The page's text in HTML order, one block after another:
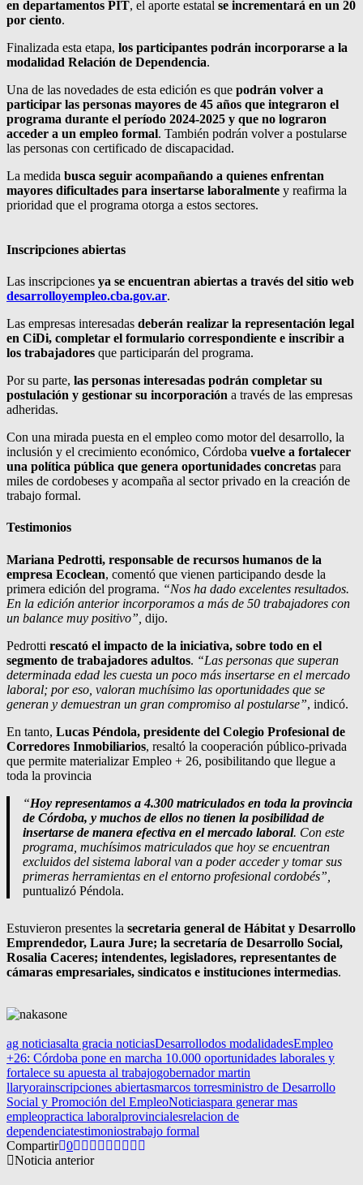
en departamentos PIT, el aporte estatal se incrementará en un 20
por ciento.
Finalizada esta etapa, los participantes podrán incorporarse a la
modalidad Relación de Dependencia.
Una de las novedades de esta edición es que podrán volver a
participar las personas mayores de 45 años que integraron el
programa durante el período 2024-2025 y que no lograron
acceder a un empleo formal. También podrán volver a postularse
las personas con certificado de discapacidad.
La medida busca seguir acompañando a quienes enfrentan
mayores dificultades para insertarse laboralmente y reafirma la
prioridad que el programa otorga a estos sectores.
Inscripciones abiertas
Las inscripciones ya se encuentran abiertas a través del sitio web
desarrolloyempleo.cba.gov.ar.
Las empresas interesadas deberán realizar la representación legal
en CiDi, completar el formulario correspondiente e inscribir a
los trabajadores que participarán del programa.
Por su parte, las personas interesadas podrán completar su
postulación y gestionar su incorporación a través de las empresas
adheridas.
Con una mirada puesta en el empleo como motor del desarrollo, la
inclusión y el crecimiento económico, Córdoba vuelve a fortalecer
una política pública que genera oportunidades concretas para
miles de cordobeses y acompaña al sector privado en la creación de
trabajo formal.
Testimonios
Mariana Pedrotti, responsable de recursos humanos de la
empresa Ecoclean, comentó que vienen participando desde la
primera edición del programa. “Nos ha dado excelentes resultados.
En la edición anterior incorporamos a más de 50 trabajadores con
un balance muy positivo”, dijo.
Pedrotti rescató el impacto de la iniciativa, sobre todo en el
segmento de trabajadores adultos. “Las personas que superan
determinada edad les cuesta un poco más insertarse en el mercado
laboral; por eso, valoran muchísimo las oportunidades que se
generan y demuestran un gran compromiso al postularse”, indicó.
En tanto, Lucas Péndola, presidente del Colegio Profesional de
Corredores Inmobiliarios, resaltó la cooperación público-privada
que permite materializar Empleo + 26, posibilitando que llegue a
toda la provincia
“Hoy representamos a 4.300 matriculados en toda la provincia
de Córdoba, y muchos de ellos no tienen la posibilidad de
insertarse de manera efectiva en el mercado laboral. Con este
programa, muchísimos matriculados que hoy se encuentran
excluidos del sistema laboral van a poder acceder y tomar sus
primeras herramientas en el entorno profesional cordobés”,
puntualizó Péndola.
Estuvieron presentes la secretaria general de Hábitat y Desarrollo
Emprendedor, Laura Jure; la secretaría de Desarrollo Social,
Rosalia Caceres; intendentes, legisladores, representantes de
cámaras empresariales, sindicatos e instituciones intermedias.
ag noticiasalta gracia noticiasDesarrollodos modalidadesEmpleo
+26: Córdoba pone en marcha 10.000 oportunidades laborales y
fortalece su apuesta al trabajogobernador martin
llaryorainscripciones abiertasmarcos torresministro de Desarrollo
Social y Promoción del EmpleoNoticiaspara generar mas
empleopractica laboralprovincialesrelacion de
dependenciatestimoniostrabajo formal
Compartir 0
Noticia anterior